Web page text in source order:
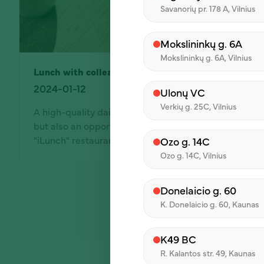
Lunch with colleagues? Yes, please.
2024-01-12
A high-quality daily lunch provided by the employer
but also an opportunity to strengthen the team.
"iLunch" restaurants gladly shared their experiences
"iLunch" restaurants are located in business centers,
opportunity to have a quick and quality lunch is
Savanorių pr. 178 A, Vilnius
Mokslininkų g. 6A
Mokslininkų g. 6A, Vilnius
Ulonų VC
Verkių g. 25C, Vilnius
Ozo g. 14C
Ozo g. 14C, Vilnius
Donelaicio g. 60
K. Donelaicio g. 60, Kaunas
K49 BC
R. Kalantos str. 49, Kaunas